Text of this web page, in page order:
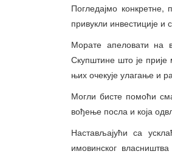
Погледајмо конкретне,
привукли инвестиције
Морате апеловати на
Скупштине што је
њих очекује улагање и
Могли бисте помоћи
вођење посла и која
Настављајући са
имовинског